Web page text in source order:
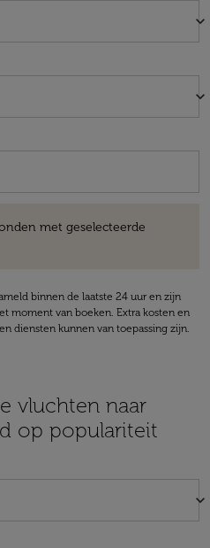
keyboard_arrow_down
keyboard_arrow_down
met geselecteerde
binnen de laatste 24 uur en zijn
moment van boeken. Extra kosten en
diensten kunnen van toepassing zijn.
vluchten naar
op populariteit
keyboard_arrow_down